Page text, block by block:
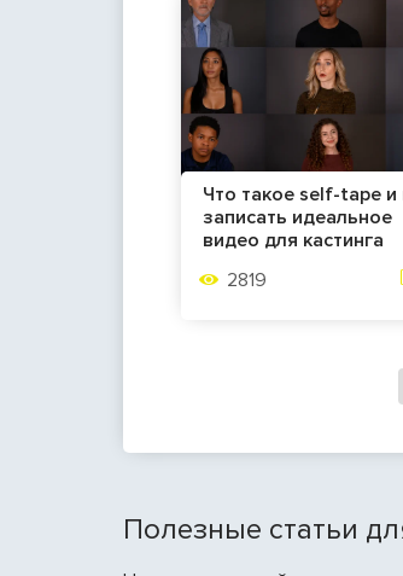
Что такое self-tape и
записать идеальное
видео для кастинга
2819
Полезные статьи